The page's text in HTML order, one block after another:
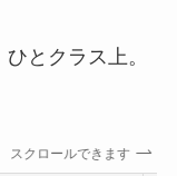
とクラス上。
スクロールできます